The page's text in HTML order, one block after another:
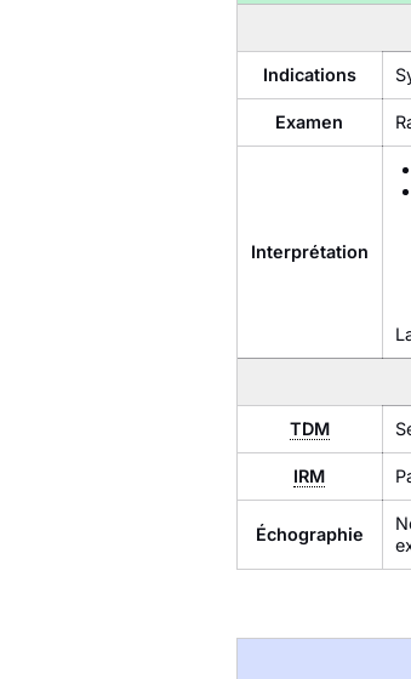
Indications
Examen
Interprétation
TDM
IRM
Échographie